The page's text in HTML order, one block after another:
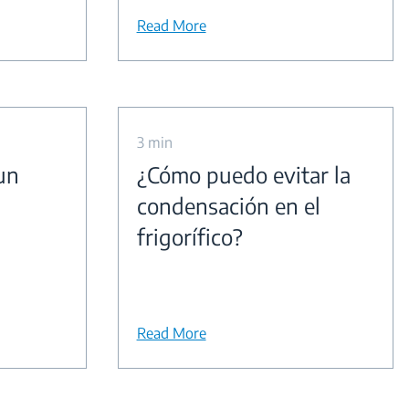
Read More
3 min
¿Cómo puedo evitar la
condensación en el
frigorífico?
Read More